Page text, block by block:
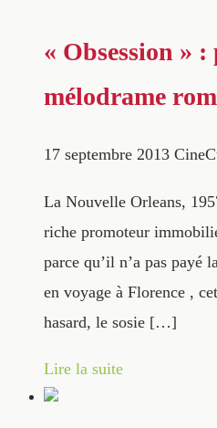
« Obsession »
mélodrame
17 septembre 2013
La Nouvelle Orleans,
riche promoteur
parce qu’il n’a pas payé
en voyage à Florence ,
hasard, le sosie […]
Lire la suite